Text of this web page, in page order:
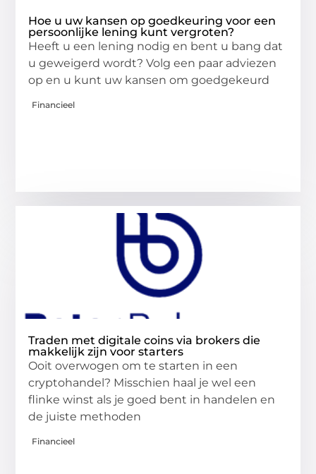
Hoe u uw kansen op goedkeuring voor een
persoonlijke lening kunt vergroten?
Heeft u een lening nodig en bent u bang dat
u geweigerd wordt? Volg een paar adviezen
op en u kunt uw kansen om goedgekeurd
Financieel
Traden met digitale coins via brokers die
makkelijk zijn voor starters
Ooit overwogen om te starten in een
cryptohandel? Misschien haal je wel een
flinke winst als je goed bent in handelen en
de juiste methoden
Financieel